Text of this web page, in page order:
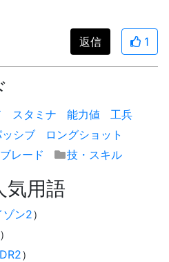
返信 1
スタミナ 能力値
工兵
シブ
ロングショット
ブレード 技・スキル
気用語
ゾン2）
）
）